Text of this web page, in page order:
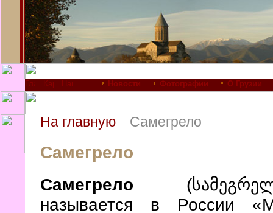
Новости Фотографии О Грузии
На главную Самегрело
Самегрело
Самегрело
называется в России